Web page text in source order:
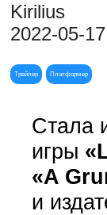
Kirilius
2022-05-
Трейлер Платформер
Стала
игры
«A
и